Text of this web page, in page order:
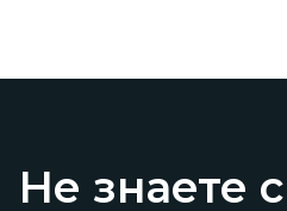
Не знаете